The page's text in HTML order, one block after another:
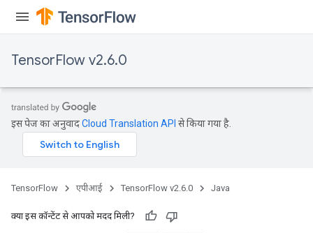
TensorFlow v2.6.0
इस पेज का अनुवादCloud Translation API से किया गया है.
TensorFlow एपीआई TensorFlow v2.6.0 Java
क्या इस कॉन्टेंट से आपको मदद मिली?